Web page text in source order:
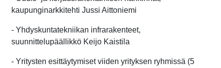
kaupunginarkkitehti Jussi Aittoniemi
- Yhdyskuntatekniikan infrarakenteet,
suunnittelupäällikkö Keijo Kaistila
- Yritysten esittäytymiset viiden yrityksen ryhmissä (5